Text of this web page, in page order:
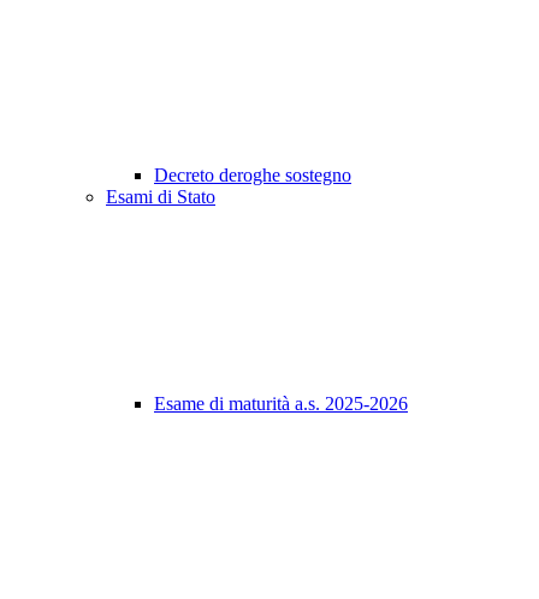
Decreto deroghe sostegno
Esami di Stato
Esame di maturità a.s. 2025-2026